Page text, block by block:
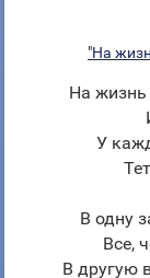
"На
На жизнь
У
В одну
Все,
В другую